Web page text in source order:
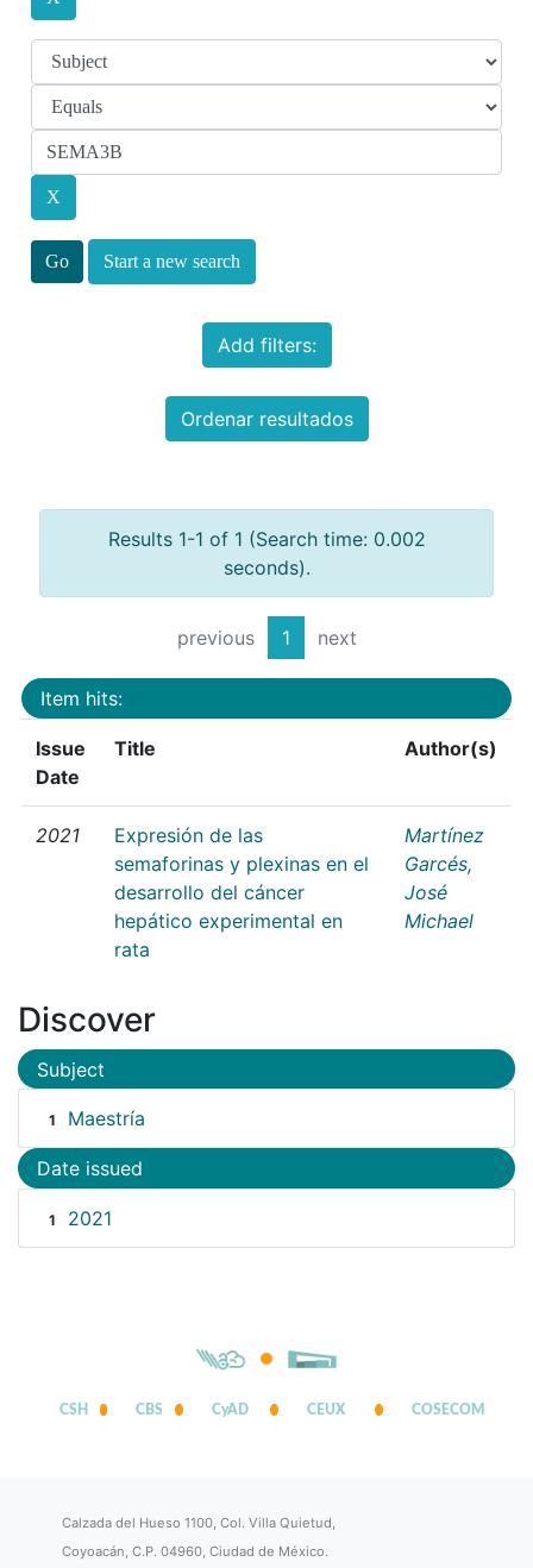
Start a new search
Add filters:
Ordenar resultados
Results 1-1 of 1 (Search time: 0.002
seconds).
previous 1 next
Item hits:
Issue
Date
Title Author(s)
2021
Expresión de las
semaforinas y plexinas en el
desarrollo del cáncer
hepático experimental en
rata
Martínez
Garcés,
José
Michael
Discover
Subject
1 Maestría
Date issued
1 2021
CSH CBS CyAD CEUX COSECOM
Calzada del Hueso 1100, Col. Villa Quietud,
Coyoacán, C.P. 04960, Ciudad de México.